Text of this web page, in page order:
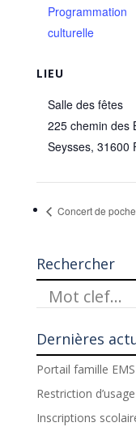
Programmation
culturelle
LIEU
Salle des fêtes
225 chemin des
Seysses, 31600
Concert de poche
Rechercher
Dernières
Portail famille EMS
Restriction
Inscriptions